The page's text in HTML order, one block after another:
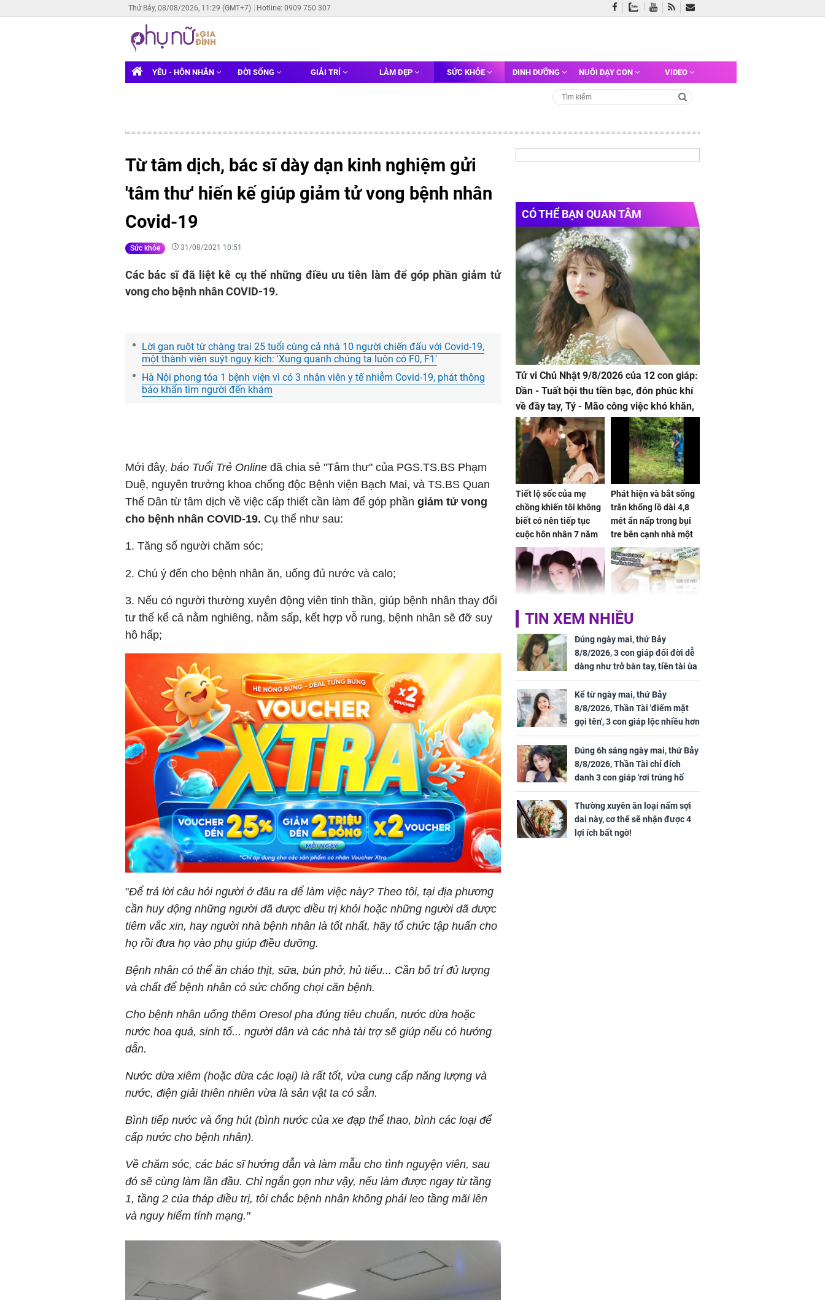
Thứ Bảy, 08/08/2026, 11:29 (GMT+7) Hotline: 0909 750 307
YÊU - HÔN NHÂN ĐỜI SỐNG GIẢI TRÍ LÀM ĐẸP SỨC KHỎE DINH DƯỠNG NUÔI DẠY CON VIDEO
Từ tâm dịch, bác sĩ dày dạn kinh nghiệm gửi
'tâm thư' hiến kế giúp giảm tử vong bệnh nhân
Covid-19
Sức khỏe 31/08/2021 10:51
Các bác sĩ đã liệt kê cụ thể những điều ưu tiên làm để góp phần giảm tử
vong cho bệnh nhân COVID-19.
Lời gan ruột từ chàng trai 25 tuổi cùng cả nhà 10 người chiến đấu với Covid-19,
một thành viên suýt nguy kịch: 'Xung quanh chúng ta luôn có F0, F1'
Hà Nội phong tỏa 1 bệnh viện vì có 3 nhân viên y tế nhiễm Covid-19, phát thông
báo khẩn tìm người đến khám
Mới đây, báo Tuổi Trẻ Online đã chia sẻ "Tâm thư" của PGS.TS.BS Phạm
Duệ, nguyên trưởng khoa chống độc Bệnh viện Bạch Mai, và TS.BS Quan
Thế Dân từ tâm dịch về việc cấp thiết cần làm để góp phần giảm tử vong
cho bệnh nhân COVID-19. Cụ thể như sau:
1. Tăng số người chăm sóc;
2. Chú ý đến cho bệnh nhân ăn, uống đủ nước và calo;
3. Nếu có người thường xuyên động viên tinh thần, giúp bệnh nhân thay đổi
tư thế kể cả nằm nghiêng, nằm sấp, kết hợp vỗ rung, bệnh nhân sẽ đỡ suy
hô hấp;
"Để trả lời câu hỏi người ở đâu ra để làm việc này? Theo tôi, tại địa phương
cần huy động những người đã được điều trị khỏi hoặc những người đã được
tiêm vắc xin, hay người nhà bệnh nhân là tốt nhất, hãy tổ chức tập huấn cho
họ rồi đưa họ vào phụ giúp điều dưỡng.
Bệnh nhân có thể ăn cháo thịt, sữa, bún phở, hủ tiếu... Cần bố trí đủ lượng
và chất để bệnh nhân có sức chống chọi căn bệnh.
Cho bệnh nhân uống thêm Oresol pha đúng tiêu chuẩn, nước dừa hoặc
nước hoa quả, sinh tố... người dân và các nhà tài trợ sẽ giúp nếu có hướng
dẫn.
Nước dừa xiêm (hoặc dừa các loại) là rất tốt, vừa cung cấp năng lượng và
nước, điện giải thiên nhiên vừa là sản vật ta có sẵn.
Bình tiếp nước và ống hút (bình nước của xe đạp thể thao, bình các loại để
cấp nước cho bệnh nhân).
Về chăm sóc, các bác sĩ hướng dẫn và làm mẫu cho tình nguyện viên, sau
đó sẽ cùng làm lần đầu. Chỉ ngắn gọn như vậy, nếu làm được ngay từ tầng
1, tầng 2 của tháp điều trị, tôi chắc bệnh nhân không phải leo tầng mãi lên
và nguy hiểm tính mạng."
CÓ THỂ BẠN QUAN TÂM
Tử vi Chủ Nhật 9/8/2026 của 12 con giáp:
Dần - Tuất bội thu tiền bạc, đón phúc khí
về đầy tay, Tý - Mão công việc khó khăn,
tiền bạc đội nón ra đi
Tiết lộ sốc của mẹ
chồng khiến tôi không
biết có nên tiếp tục
cuộc hôn nhân 7 năm
nữa hay không
Phát hiện và bắt sống
trăn khổng lồ dài 4,8
mét ẩn nấp trong bụi
tre bên cạnh nhà một
cụ bà
Triệu Lộ Tư muốn bứt
phá khỏi vùng an toàn
NÓNG: Bộ Y tế chưa
cấp phép cho sản
phẩm làm đẹp từ tế
bào gốc người
nấm sợi dai này, cơ thể
sẽ nhận được 4 lợi ích
bất ngờ!
TIN XEM NHIỀU
Đúng ngày mai, thứ Bảy
8/8/2026, 3 con giáp đổi đời dễ
dàng như trở bàn tay, tiền tài ùa
tới, ngồi không lộc cũng đến,
phú quý theo tới già
Kể từ ngày mai, thứ Bảy
8/8/2026, Thần Tài 'điểm mặt
gọi tên', 3 con giáp lộc nhiều hơn
sông, tài vận sáng như trăng
Rằm, chính thức hết khổ
Đúng 6h sáng ngày mai, thứ Bảy
8/8/2026, Thần Tài chỉ đích
danh 3 con giáp 'rơi trúng hố
vàng', tiền bạc ùa về nhà 'như lũ
cuốn', vươn mình thành đại gia
trong phút chốc
Thường xuyên ăn loại nấm sợi
dai này, cơ thể sẽ nhận được 4
lợi ích bất ngờ!